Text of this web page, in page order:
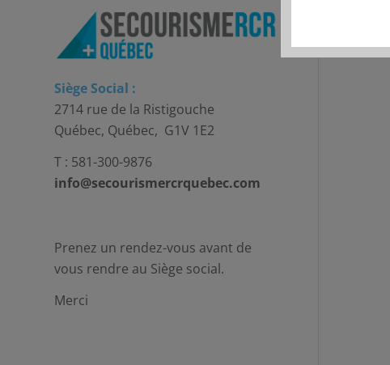
Siège Social :
2714 rue de la Ristigouche
Québec, Québec, G1V 1E2
T : 581-300-9876
info@secourismercrquebec.com
Prenez un rendez-vous avant de
vous rendre au Siège social.
Merci